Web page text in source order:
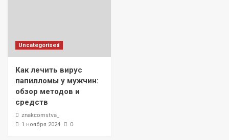
Uncategorised
Как лечить вирус
папилломы у мужчин:
обзор методов и
средств
znakcomstva_
1 ноября 2024 0